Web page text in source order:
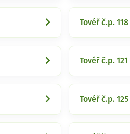
Tovéř č.p. 118
Tovéř č.p. 121
Tovéř č.p. 125